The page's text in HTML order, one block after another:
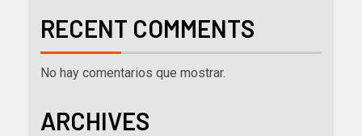
RECENT COMMENTS
No hay comentarios que mostrar.
ARCHIVES